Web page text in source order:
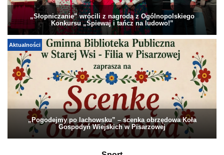
„Słopniczanie” wrócili z nagrodą z Ogólnopolskiego
Konkursu „Śpiewaj i tańcz na ludowo!”
Aktualności
„Pogodejmy po lachowsku” – scenka obrzędowa Koła
Gospodyń Wiejskich w Pisarzowej